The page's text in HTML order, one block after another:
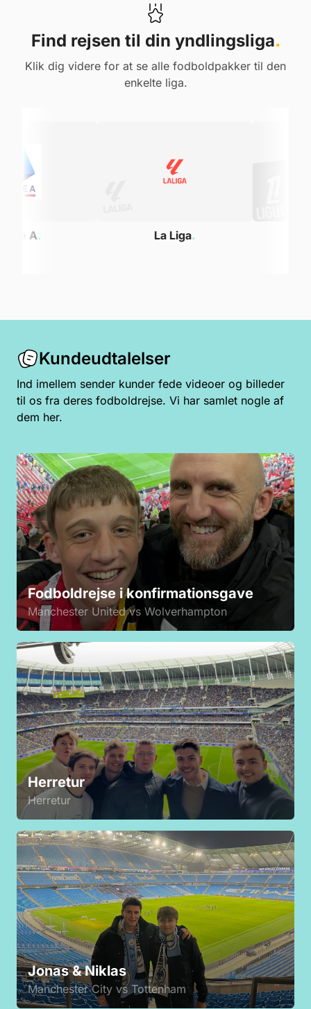
Find rejsen til din yndlingsliga.
Klik dig videre for at se alle fodboldpakker til den
enkelte liga.
Kundeudtalelser
Ind imellem sender kunder fede videoer og billeder
til os fra deres fodboldrejse. Vi har samlet nogle af
dem her.
Fodboldrejse i konfirmationsgave
Manchester United vs Wolverhampton
Herretur
Herretur
Jonas & Niklas
Manchester City vs Tottenham